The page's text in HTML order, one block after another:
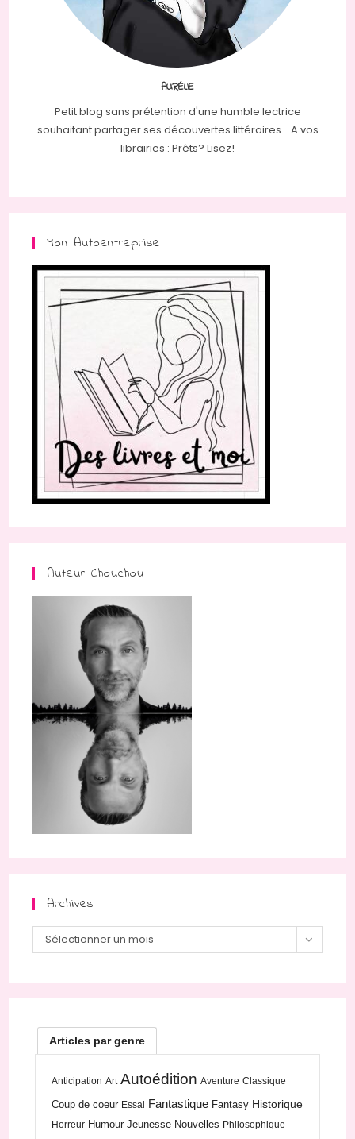
AURÉLIE
Petit blog sans prétention d'une humble lectrice
souhaitant partager ses découvertes littéraires... A vos
librairies : Prêts? Lisez!
Mon Autoentreprise
Auteur Chouchou
Archives
Archives
Sélectionner un mois
Articles par genre
Anticipation Art Autoédition Aventure Classique
Coup de coeur Essai Fantastique Fantasy Historique
Horreur Humour Jeunesse Nouvelles Philosophique